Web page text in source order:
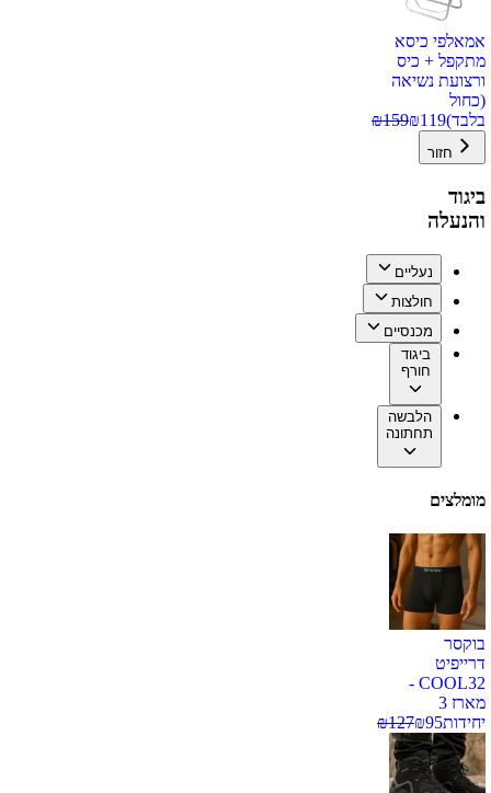
אמאלפי כיסא
מתקפל + כיס
ורצועת נשיאה
(כחול
בלבד)
₪119
₪159
חזור
ביגוד
והנעלה
נעליים
חולצות
מכנסיים
ביגוד
חורף
הלבשה
תחתונה
מומלצים
בוקסר
דרייפיט
COOL32 -
מארז 3
יחידות
₪95
₪127